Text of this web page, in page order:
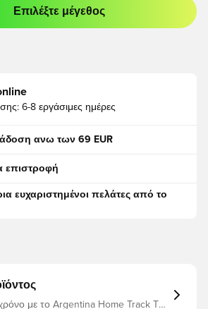
να συνδεθείτε ή να εγγραφείτε ως
Επιλέξτε μέγεθος
6-8 εργάσιμες ημέρες
ανω των 69 EUR
επιστροφή
ευχαριστημένοι πελάτες από το
με το Argentina Home Track Top